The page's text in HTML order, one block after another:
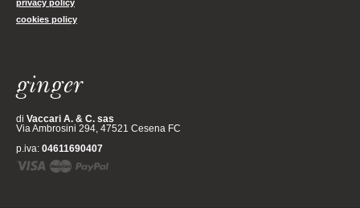
privacy policy
cookies policy
ginger
di Vaccari A. & C. sas
Via Ambrosini 294, 47521 Cesena FC
p.iva: 04611690407